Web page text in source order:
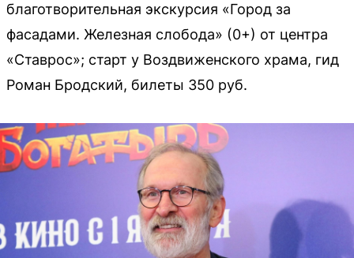
благотворительная экскурсия «Город за
фасадами. Железная слобода» (0+) от центра
«Ставрос»; старт у Воздвиженского храма, гид
Роман Бродский, билеты 350 руб.